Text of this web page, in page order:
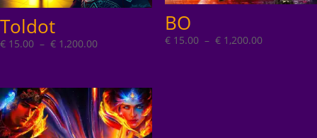
Toldot
€ 15.00 – € 1,200.00Plage
€ 15.00
à
€ 1,200.00
BO
€15.00 – €1,200.00Plage